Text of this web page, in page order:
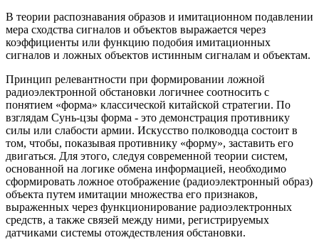
В теории распознавания образов и имитационном подавлении
мера сходства сигналов и объектов выражается через
коэффициенты или функцию подобия имитационных
сигналов и ложных объектов истинным сигналам и объектам.
Принцип релевантности при формировании ложной
радиоэлектронной обстановки логичнее соотносить с
понятием «форма» классической китайской стратегии. По
взглядам Сунь-цзы форма - это демонстрация противнику
силы или слабости армии. Искусство полководца состоит в
том, чтобы, показывая противнику «форму», заставить его
двигаться. Для этого, следуя современной теории систем,
основанной на логике обмена информацией, необходимо
сформировать ложное отображение (радиоэлектронный образ)
объекта путем имитации множества его признаков,
выраженных через функционирование радиоэлектронных
средств, а также связей между ними, регистрируемых
датчиками системы отождествления обстановки.